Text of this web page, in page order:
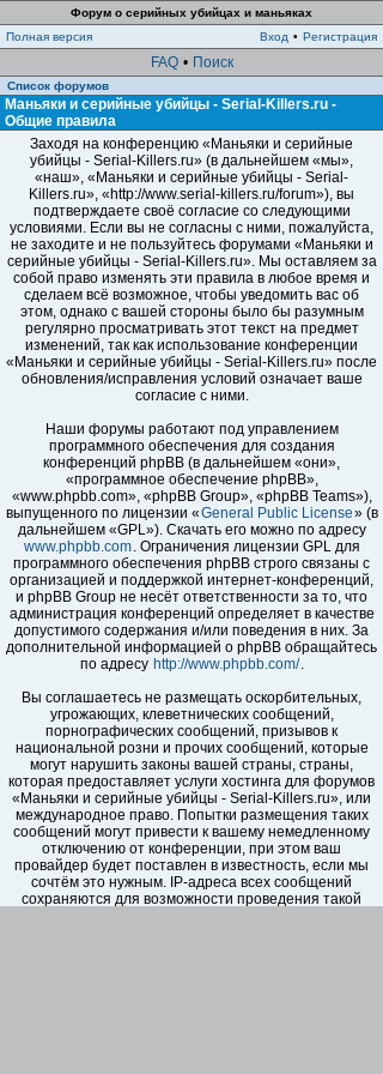
Форум о серийных убийцах и маньяках
Полная версия
Вход • Регистрация
FAQ • Поиск
Список форумов
Маньяки и серийные убийцы - Serial-Killers.ru -
Общие правила
Заходя на конференцию «Маньяки и серийные
убийцы - Serial-Killers.ru» (в дальнейшем «мы»,
«наш», «Маньяки и серийные убийцы - Serial-
Killers.ru», «http://www.serial-killers.ru/forum»), вы
подтверждаете своё согласие со следующими
условиями. Если вы не согласны с ними, пожалуйста,
не заходите и не пользуйтесь форумами «Маньяки и
серийные убийцы - Serial-Killers.ru». Мы оставляем за
собой право изменять эти правила в любое время и
сделаем всё возможное, чтобы уведомить вас об
этом, однако с вашей стороны было бы разумным
регулярно просматривать этот текст на предмет
изменений, так как использование конференции
«Маньяки и серийные убийцы - Serial-Killers.ru» после
обновления/исправления условий означает ваше
согласие с ними.
Наши форумы работают под управлением
программного обеспечения для создания
конференций phpBB (в дальнейшем «они»,
«программное обеспечение phpBB»,
«www.phpbb.com», «phpBB Group», «phpBB Teams»),
выпущенного по лицензии «General Public License» (в
дальнейшем «GPL»). Скачать его можно по адресу
www.phpbb.com. Ограничения лицензии GPL для
программного обеспечения phpBB строго связаны с
организацией и поддержкой интернет-конференций,
и phpBB Group не несёт ответственности за то, что
администрация конференций определяет в качестве
допустимого содержания и/или поведения в них. За
дополнительной информацией о phpBB обращайтесь
по адресу http://www.phpbb.com/.
Вы соглашаетесь не размещать оскорбительных,
угрожающих, клеветнических сообщений,
порнографических сообщений, призывов к
национальной розни и прочих сообщений, которые
могут нарушить законы вашей страны, страны,
которая предоставляет услуги хостинга для форумов
«Маньяки и серийные убийцы - Serial-Killers.ru», или
международное право. Попытки размещения таких
сообщений могут привести к вашему немедленному
отключению от конференции, при этом ваш
провайдер будет поставлен в известность, если мы
сочтём это нужным. IP-адреса всех сообщений
сохраняются для возможности проведения такой